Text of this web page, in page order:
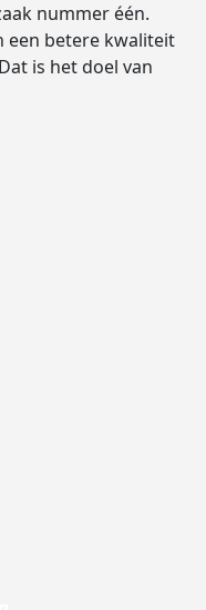
nummer één.
een betere kwaliteit
is het doel van